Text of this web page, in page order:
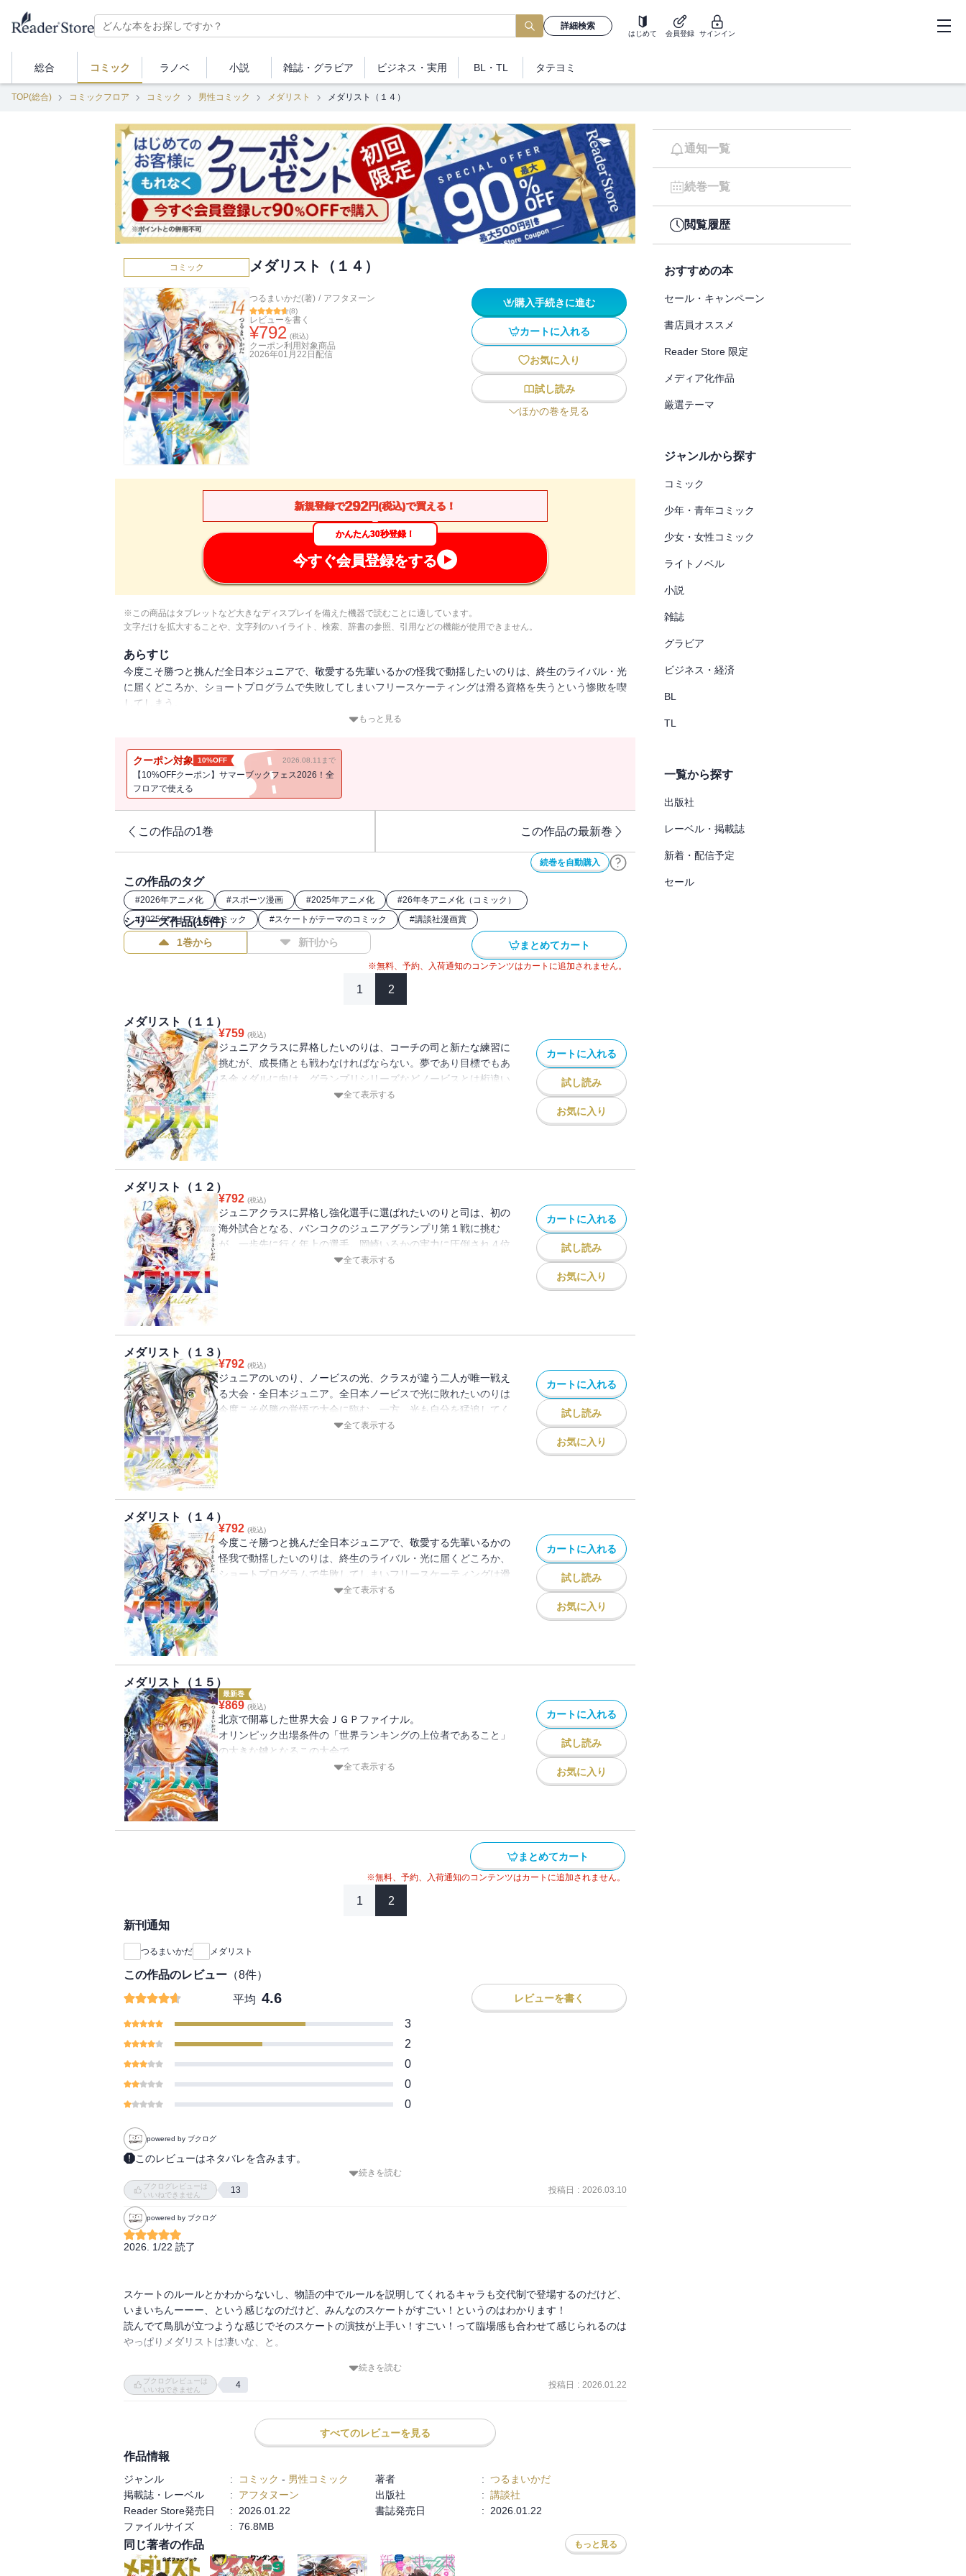
詳細検索
はじめて 会員登録 サインイン
総合 コミック ラノベ 小説 雑誌・ グラビア ビジネス ・実用 BL・TL タテヨミ
TOP(総合) コミックフロア コミック 男性コミック メダリスト メダリスト（１４）
コミック メダリスト（１４）
つるまいかだ(著) / アフタヌーン
(8)
レビューを書く
¥792 (税込)
クーポン利用対象商品
2026年01月22日 配信
購入手続きに進む
カートに入れる
お気に入り
試し読み
ほかの巻を見る
新規登録で292円(税込)で買える！
かんたん30秒登録！
今すぐ会員登録をする
※この商品はタブレットなど大きなディスプレイを備えた機器で読むことに適しています。
文字だけを拡大することや、文字列のハイライト、検索、辞書の参照、引用などの機能が使用できません。
あらすじ
今度こそ勝つと挑んだ全日本ジュニアで、敬愛する先輩いるかの怪我で動揺したいのりは、終生のライバル・光
に届くどころか、ショートプログラムで失敗してしまいフリースケーティングは滑る資格を失うという惨敗を喫
してしまう。
動揺を隠すいのりは光の前で号泣し、心が折れかけたいのりのために光は畢生の滑りを見せる。
せ、周囲を心配させるが、司との一時的な衝突を経て、新たな気付きを得る。再び金メダルを目指すいのりと司
はＪＧＰ（ジュニアグランプリシリーズ）の上位6選手（組）のみが出場できる決勝（ファイナル）に照準を合
わせ、中国の土を踏む！
もっと見る
クーポン対象 10%OFF 2026.08.11まで
【10%OFFクーポン】サマーブックフェス2026！全
フロアで使える
この作品の1巻 この作品の最新巻
続巻を自動購入
この作品のタグ
#2026年アニメ化 #スポーツ漫画 #2025年アニメ化 #26年冬アニメ化（コミック）
#2025年ストア人気コミック #スケートがテーマのコミック #講談社漫画賞
シリーズ作品(15件)
1巻から 新刊から まとめてカート
※無料、予約、入荷通知のコンテンツはカートに追加されません。
1 2
メダリスト（１１）
¥759 (税込)
ジュニアクラスに昇格したいのりは、コーチの司と新たな練習に
挑むが、成長痛とも戦わなければならない。夢であり目標でもあ
る金メダルに向け、グランプリシリーズなどノービスとは桁違い
のレベルの高さと過酷さに、さらに闘志を奮い立たせるいのりと
全て表示する
カートに入れる
試し読み
お気に入り
メダリスト（１２）
¥792 (税込)
ジュニアクラスに昇格し強化選手に選ばれたいのりと司は、初の
海外試合となる、バンコクのジュニアグランプリ第１戦に挑む
が、一歩先に行く年上の選手。岡崎いるかの実力に圧倒され４位
に終わる。試合が終わった夜、金メダリストにして今は自分のク
ィギュアスケートに懸ける少女たちの戦いの物語、新章開幕！！
全て表示する
カートに入れる
試し読み
お気に入り
メダリスト（１３）
¥792 (税込)
ジュニアのいのり、ノービスの光、クラスが違う二人が唯一戦え
る大会・全日本ジュニア。全日本ノービスで光に敗れたいのりは
今度こそ必勝の覚悟で大会に臨む。一方、光も自分を猛追してく
るいのりを意識し、さらなる高みを目指すためメダリストである
全て表示する
カートに入れる
試し読み
お気に入り
メダリスト（１４）
¥792 (税込)
今度こそ勝つと挑んだ全日本ジュニアで、敬愛する先輩いるかの
怪我で動揺したいのりは、終生のライバル・光に届くどころか、
ショートプログラムで失敗してしまいフリースケーティングは滑
る資格を失うという惨敗を喫してしまう。
せるが、司との一時的な衝突を経て、新たな気付きを得る。再び
金メダルを目指すいのりと司はＪＧＰ（ジュニアグランプリシリ
ーズ）の上位6選手（組）のみが出場できる決勝（ファイナル）
に照準を合わせ、中国の土を踏む！
全て表示する
カートに入れる
試し読み
お気に入り
メダリスト（１５）
最新巻
¥869 (税込)
北京で開幕した世界大会ＪＧＰファイナル。
オリンピック出場条件の「世界ランキングの上位者であること」
の大きな鍵となるこの大会で、
いのりは華麗な演技で大会最高得点を叩き出し、アメリカや韓国
誰にとっても正念場、生き様を懸け、少女たちが跳ぶ！
全て表示する
カートに入れる
試し読み
お気に入り
まとめてカート
※無料、予約、入荷通知のコンテンツはカートに追加されません。
1 2
新刊通知
つるまいかだ メダリスト
この作品のレビュー （8件）
平均 4.6 レビューを書く
3
2
0
0
0
powered by ブクログ
このレビューはネタバレを含みます。
今度こそ勝つと挑んだ全日本ジュニアで、敬愛する先輩いるかの怪我で動揺したいのりは、終生のライバル・光
に届くどころか、ショートプログラムで失敗してしまいフリースケーティングは滑る資格を失うという惨敗を喫
してしまう。
動揺を隠すいのりは光の前で号泣し、心が折れかけたいのりのために光は畢生の滑りを見せる。
スケートに憧れた初心を思い出し、情熱を取り戻したいのりだったが、自分への失望から練習や生活で焦りを見
わせ、中国の土を踏む！
・‥…━━━☆・‥…━━━☆・‥…━━━☆
続きを読む
ブクログレビューは
いいねできません
13 投稿日 : 2026.03.10
powered by ブクログ
2026. 1/22 読了
スケートのルールとかわからないし、物語の中でルールを説明してくれるキャラも交代制で登場するのだけど、
いまいちんーーー、という感じなのだけど、みんなのスケートがすごい！というのはわかります！
読んでて鳥肌が立つような感じでそのスケートの演技が上手い！すごい！って臨場感も合わせて感じられるのは
やっぱりメダリストは凄いな、と。
いるかちゃんを想うふたりの感情が次巻で波乱を巻き起こすのかな？という感想をこの巻を読んで抱いたのです
ただその波乱を後から知ったいるかちゃんは鼻で笑いそうで、そういういるかちゃんが好きなので、はやく復帰
でも、やはりあの展開はなー、という感じなので、せめて毒親に負けないぞ！と誓ったいるかちゃんがラスボス
今巻はちょっと物足りなかったので次巻はもっと読み応えのある展開だと嬉しいです。
楽しみです。
続きを読む
ブクログレビューは
いいねできません
4 投稿日 : 2026.01.22
すべてのレビューを見る
作品情報
ジャンル : コミック - 男性コミック 著者 : つるまいかだ
掲載誌・レーベル
: アフタヌーン 出版社 : 講談社
Reader Store発売日
: 2026.01.22 書誌発売日 :
2026.01.22
ファイルサイズ
: 76.8MB
同じ著者の作品 もっと見る
通知一覧
続巻一覧
閲覧履歴
おすすめの本
セール・キャンペーン
書店員オススメ
Reader Store 限定
メディア化作品
厳選テーマ
ジャンルから探す
コミック
少年・青年コミック
少女・女性コミック
ライトノベル
小説
雑誌
グラビア
ビジネス・経済
BL
TL
一覧から探す
出版社
レーベル・掲載誌
新着・配信予定
セール